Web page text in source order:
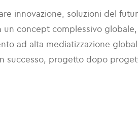
innovazione, soluzioni del
concept complessivo
ad alta mediatizzazione
successo, progetto dopo